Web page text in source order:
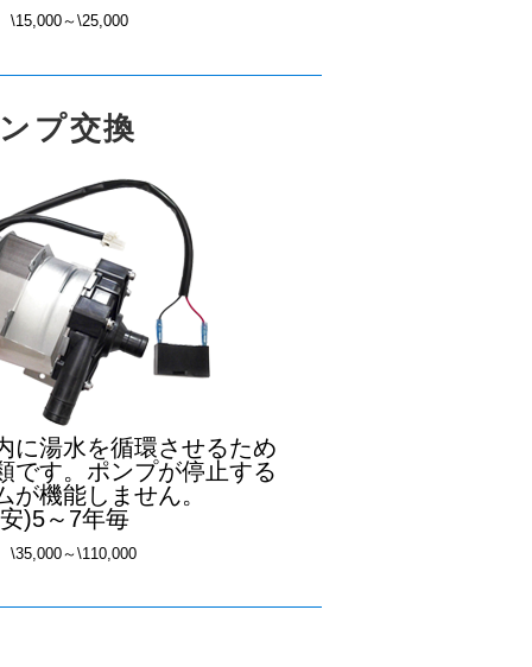
\15,000～\25,000
プ交換
に湯水を循環させるため
です。ポンプが停止する
が機能しません。
)5～7年毎
\35,000～\110,000